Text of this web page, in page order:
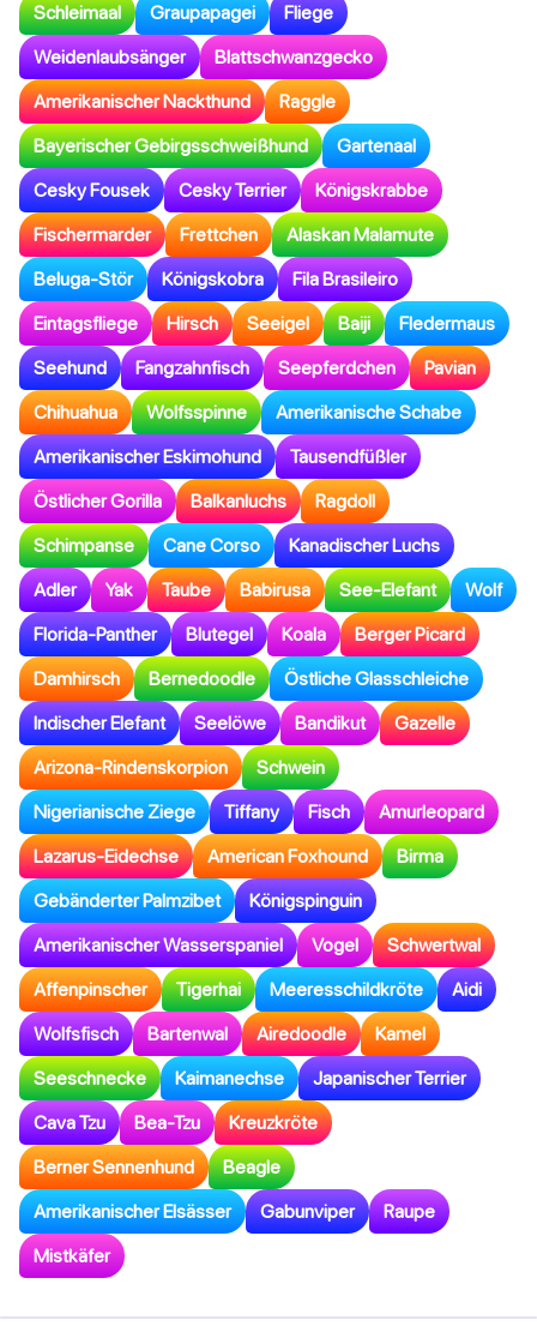
Schleimaal Graupapagei Fliege
Weidenlaubsänger Blattschwanzgecko
Amerikanischer Nackthund Raggle
Bayerischer Gebirgsschweißhund Gartenaal
Cesky Fousek Cesky Terrier Königskrabbe
Fischermarder Frettchen Alaskan Malamute
Beluga-Stör Königskobra Fila Brasileiro
Eintagsfliege Hirsch Seeigel Baiji Fledermaus
Seehund Fangzahnfisch Seepferdchen Pavian
Chihuahua Wolfsspinne Amerikanische Schabe
Amerikanischer Eskimohund Tausendfüßler
Östlicher Gorilla Balkanluchs Ragdoll
Schimpanse Cane Corso Kanadischer Luchs
Adler Yak Taube Babirusa See-Elefant Wolf
Florida-Panther Blutegel Koala Berger Picard
Damhirsch Bernedoodle Östliche Glasschleiche
Indischer Elefant Seelöwe Bandikut Gazelle
Arizona-Rindenskorpion Schwein
Nigerianische Ziege Tiffany Fisch Amurleopard
Lazarus-Eidechse American Foxhound Birma
Gebänderter Palmzibet Königspinguin
Amerikanischer Wasserspaniel Vogel Schwertwal
Affenpinscher Tigerhai Meeresschildkröte Aidi
Wolfsfisch Bartenwal Airedoodle Kamel
Seeschnecke Kaimanechse Japanischer Terrier
Cava Tzu Bea-Tzu Kreuzkröte
Berner Sennenhund Beagle
Amerikanischer Elsässer Gabunviper Raupe
Mistkäfer